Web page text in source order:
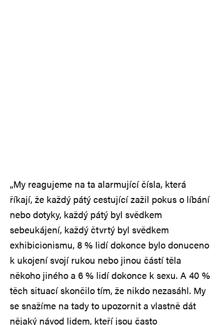
„My reagujeme na ta alarmující čísla, která
říkají, že každý pátý cestující zažil pokus o líbání
nebo dotyky, každý pátý byl svědkem
sebeukájení, každý čtvrtý byl svědkem
exhibicionismu, 8 % lidí dokonce bylo donuceno
k ukojení svojí rukou nebo jinou částí těla
někoho jiného a 6 % lidí dokonce k sexu. A 40 %
těch situací skončilo tím, že nikdo nezasáhl. My
se snažíme na tady to upozornit a vlastně dát
nějaký návod lidem, kteří jsou často